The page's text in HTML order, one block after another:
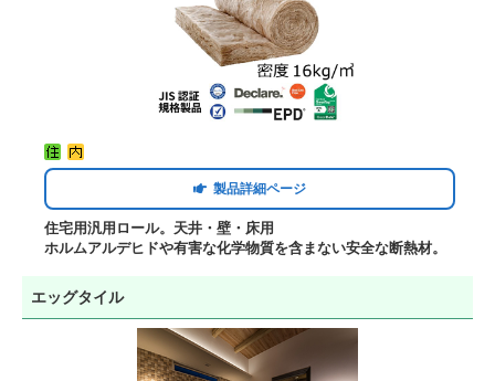
製品詳細ページ
住宅用汎用ロール。天井・壁・床用
ホルムアルデヒドや有害な化学物質を含まない安全な断熱材。
エッグタイル